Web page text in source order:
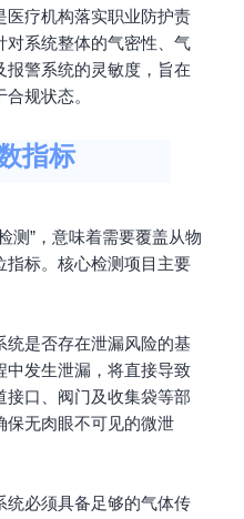
医疗机构落实职业防护责
对系统整体的气密性、气
警系统的灵敏度，旨在
规状态。
指标
测”，意味着需要覆盖从物
指标。核心检测项目主要
是否存在泄漏风险的基
中发生泄漏，将直接导致
接口、阀门及收集袋等部
保无肉眼不可见的微泄
统必须具备足够的气体传